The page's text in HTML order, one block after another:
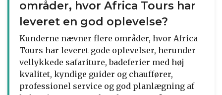
områder, hvor Africa Tours har
leveret en god oplevelse?
Kunderne nævner flere områder, hvor Africa
Tours har leveret gode oplevelser, herunder
vellykkede safariture, badeferier med høj
kvalitet, kyndige guider og chauffører,
professionel service og god planlægning af